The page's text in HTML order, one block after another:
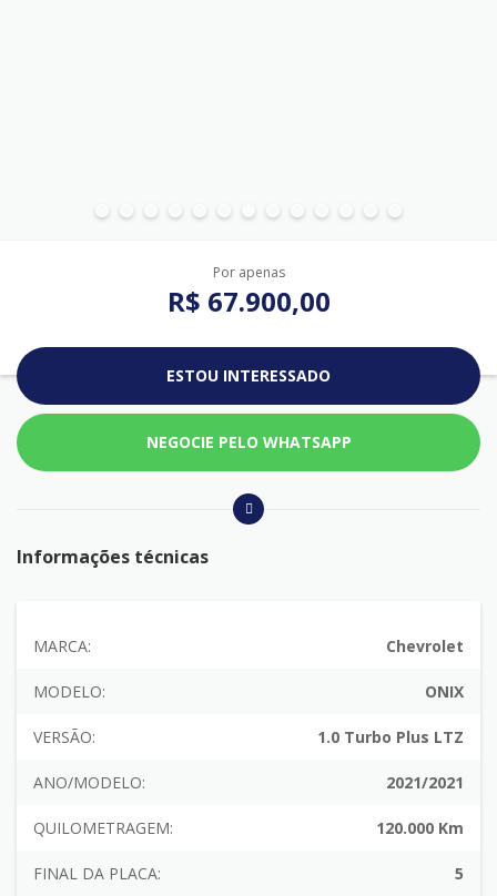
Por apenas
R$ 67.900,00
ESTOU INTERESSADO
NEGOCIE PELO WHATSAPP
Informações técnicas
MARCA: Chevrolet
MODELO: ONIX
VERSÃO: 1.0 Turbo Plus LTZ
ANO/MODELO: 2021/2021
QUILOMETRAGEM: 120.000 Km
FINAL DA PLACA: 5